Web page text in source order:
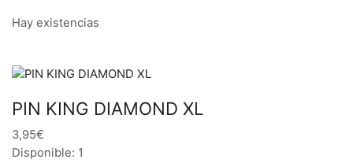
Hay existencias
PIN KING DIAMOND XL
3,95€
Disponible: 1